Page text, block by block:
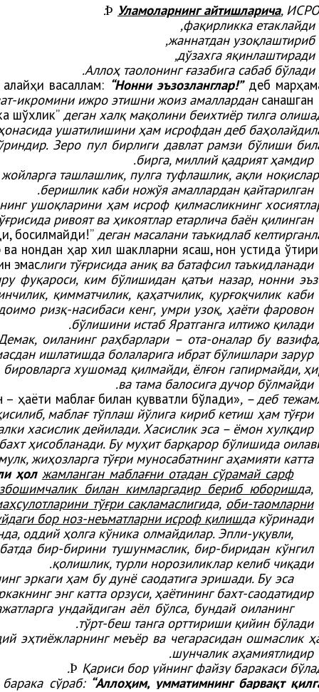
Þ Уламоларнинг айтишларича,
фақирликка етаклайди
,
жаннатдан узоқлаштириб
,
дўзахга яқинлаштиради
,
Аллоҳ таолонинг ғазабига сабаб бўлади.
васаллам: “Нонни эъзозланглар!”деб
икромини ижро этишни жоиз амаллардансанашган.
шўхлик” деган халқ мақолини беихтиёр тилга
ушатилишини ҳам исрофдан деб
Зеро пул бирлиги давлат рамзи бўлиши
бирга, миллий қадрият ҳамдир.
ташлашлик, пулга туфлашлик, ақли
беришлик каби ножўя амаллардан қайтарилган.
ушоқларини ҳам исроф қилмасликнинг
ривоят ва ҳикоятлар етарлича баён қилинган.
босилмайди!” деган масалани таъкидлаб
нондан ҳар хил шаклларни ясаш, нон устида
эмаслиги тўғрисида аниқ ва батафсил таъкидланади.
фуқароси, ким бўлишидан қатъи назар, нонни
қимматчилик, қаҳатчилик, қурғоқчилик каби
ризқ-насибаси кенг, умри узоқ, ҳаёти фаровон
бўлишини истаб Яратганга илтижо қилади.
оиланинг раҳбарлари – ота-оналар бу
ишлатишда болаларига ибрат бўлишлари зарур.
хушомад қилмайди, ёлғон гапирмайди,
ва тама балосига дучор бўлмайди.
ҳаёти маблағ билан қувватли бўлади», – деб
маблағ тўплаш йўлига кириб кетиш ҳам тўғри
хасислик дейилади. Хасислик эса – ёмон хулқдир.
ҳисобланади. Бу муҳит барқарор бўлишида
жиҳозларга тўғри муносабатнинг аҳамияти катта.
ҳол жамланган маблағни отадан сўрамай сарф
билан кимларгадир бериб юборишда,
тўғри сақламаслигида, оби-таомларни
бор ноз-неъматларни исроф қилишда кўринади.
оддий ҳолга кўника олмайдилар. Эпли-уқувли,
бир-бирини тушунмаслик, бир-биридан кўнгил
қолишлик, турли норозиликлар келиб чиқади.
эркаги ҳам бу дунё саодатига эришади. Бу эса
энг катта орзуси, ҳаётининг бахт-саодатидир!
ундайдиган аёл бўлса, бундай оиланинг
тўрт-беш танга орттириши қийин бўлади.
эҳтиёжларнинг меъёр ва чегарасидан ошмаслик
шунчалик аҳамиятлидир.
Þ Қариси бор уйнинг файзу баракаси
сўраб: “Аллоҳим, умматимнинг барвақт